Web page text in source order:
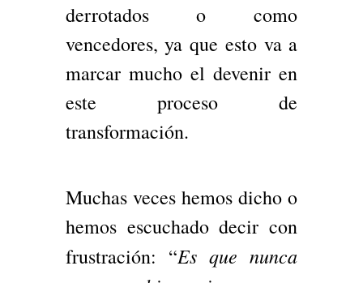
derrotados o como
vencedores, ya que esto va a
marcar mucho el devenir en
este proceso de
transformación.
Muchas veces hemos dicho o
hemos escuchado decir con
frustración: “Es que nunca